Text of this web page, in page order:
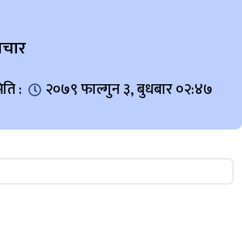
: २०७९ फाल्गुन ३, बुधबार ०२:४७